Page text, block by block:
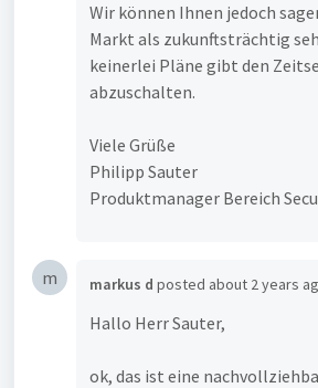
Wir können Ihnen jedoch
Markt als zukunftsträchtig
keinerlei Pläne gibt den
abzuschalten.
Viele Grüße
Philipp Sauter
Produktmanager Bereich
m markus d posted about 2 years
Hallo Herr Sauter,
ok, das ist eine